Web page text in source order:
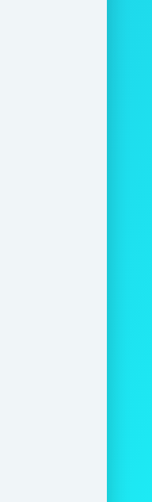
mở êm hơn, gọn
không phát ra
hóc vặt, mất thời